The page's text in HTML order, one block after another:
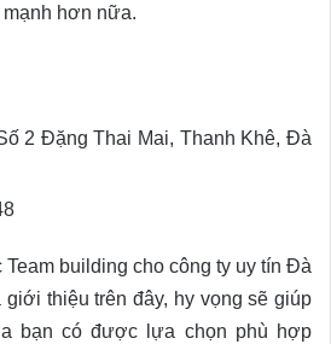
hơn nữa.
2 Đặng Thai Mai, Thanh Khê, Đà
building cho công ty uy tín Đà
giới thiệu trên đây, hy vọng sẽ giúp
bạn có được lựa chọn phù hợp